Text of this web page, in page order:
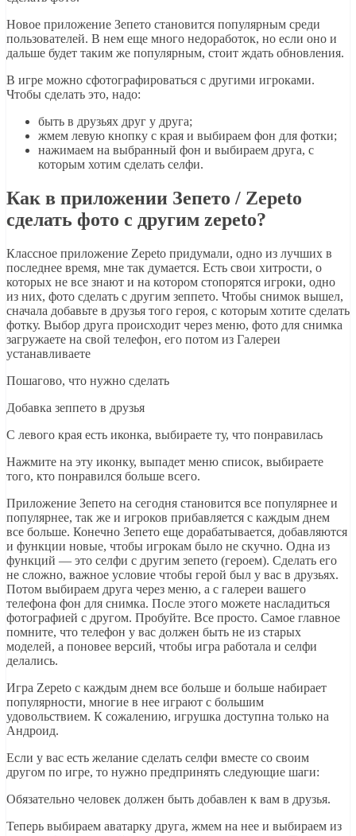
Новое приложение Зепето становится популярным среди
пользователей. В нем еще много недоработок, но если оно и
дальше будет таким же популярным, стоит ждать обновления.
В игре можно сфотографироваться с другими игроками.
Чтобы сделать это, надо:
быть в друзьях друг у друга;
жмем левую кнопку с края и выбираем фон для фотки;
нажимаем на выбранный фон и выбираем друга, с
которым хотим сделать селфи.
Как в приложении Зепето / Zepeto
сделать фото с другим zepeto?
Классное приложение Zepeto придумали, одно из лучших в
последнее время, мне так думается. Есть свои хитрости, о
которых не все знают и на котором стопорятся игроки, одно
из них, фото сделать с другим зеппето. Чтобы снимок вышел,
сначала добавьте в друзья того героя, с которым хотите сделать
фотку. Выбор друга происходит через меню, фото для снимка
загружаете на свой телефон, его потом из Галереи
устанавливаете
Пошагово, что нужно сделать
Добавка зеппето в друзья
С левого края есть иконка, выбираете ту, что понравилась
Нажмите на эту иконку, выпадет меню список, выбираете
того, кто понравился больше всего.
Приложение Зепето на сегодня становится все популярнее и
популярнее, так же и игроков прибавляется с каждым днем
все больше. Конечно Зепето еще дорабатывается, добавляются
и функции новые, чтобы игрокам было не скучно. Одна из
функций — это селфи с другим зепето (героем). Сделать его
не сложно, важное условие чтобы герой был у вас в друзьях.
Потом выбираем друга через меню, а с галереи вашего
телефона фон для снимка. После этого можете насладиться
фотографией с другом. Пробуйте. Все просто. Самое главное
помните, что телефон у вас должен быть не из старых
моделей, а поновее версий, чтобы игра работала и селфи
делались.
Игра Zepeto с каждым днем все больше и больше набирает
популярности, многие в нее играют с большим
удовольствием. К сожалению, игрушка доступна только на
Андроид.
Если у вас есть желание сделать селфи вместе со своим
другом по игре, то нужно предпринять следующие шаги:
Обязательно человек должен быть добавлен к вам в друзья.
Теперь выбираем аватарку друга, жмем на нее и выбираем из